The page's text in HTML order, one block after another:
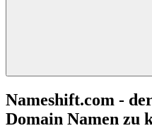
Nameshift.com -
Domain Namen zu